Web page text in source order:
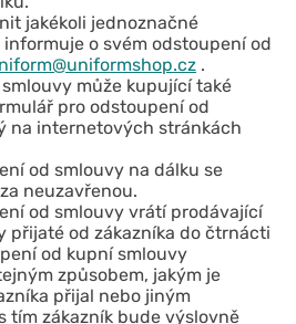
jakékoli jednoznačné
o svém odstoupení od
.
může kupující také
pro odstoupení od
na internetových stránkách
od smlouvy na dálku se
neuzavřenou.
od smlouvy vrátí prodávající
přijaté od zákazníka do čtrnácti
od kupní smlouvy
způsobem, jakým je
přijal nebo jiným
tím zákazník bude výslovně